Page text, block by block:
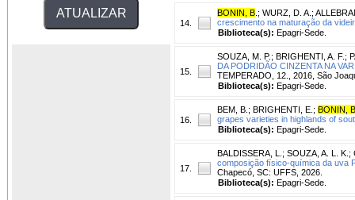
14.
BONIN, B ; WURZ, D. A. ;
crescimento na maturação da
Biblioteca(s): Epagri-Sede.
15.
SOUZA, M. P. ; BRIGHENTI, A. F. ;
DA PODRIDÃO CINZENTA NA
TEMPERADO, 12., 2016, São
Biblioteca(s): Epagri-Sede.
16.
BEM, B. ; BRIGHENTI, E. ; BONIN, B
grapes varieties in highlands of
Biblioteca(s): Epagri-Sede.
17.
BALDISSERA, L. ; SOUZA, A. L. K. ;
composição físico-química da uva
Chapecó, SC: UFFS, 2026.
Biblioteca(s): Epagri-Sede.